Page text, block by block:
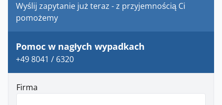
Wyślij zapytanie już teraz - z przyjemnością Ci
pomożemy
Pomoc w nagłych wypadkach
+49 8041 / 6320
Firma